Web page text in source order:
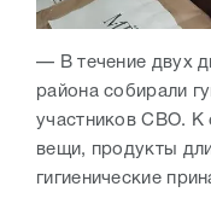
— В течение двух
района собирали
участников СВО. К
вещи, продукты
гигиенические